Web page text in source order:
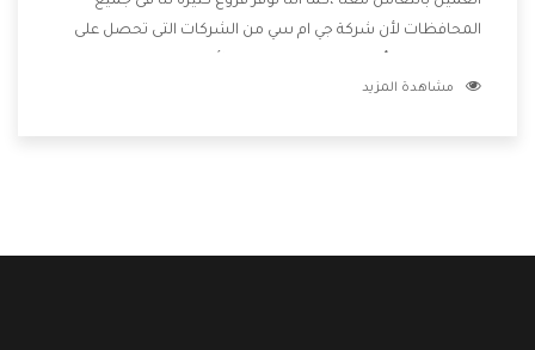
المحافظات لأن شركة جي ام سي من الشركات التى تحصل على
كما أنها تهتم بالخدمات التى تكون بعد البيع معنا هتحصل على
مشاهدة المزيد